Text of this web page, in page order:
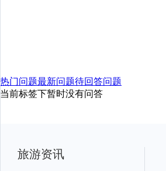
热门问题最新问题待回答问题
当前标签下暂时没有问答
旅游资讯